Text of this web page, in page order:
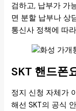
검하고, 납부가 가
면 분할 납부나 상
통신사 정책에 따
SKT 핸드폰
정지 신청 자체가
해선 SKT의 공식